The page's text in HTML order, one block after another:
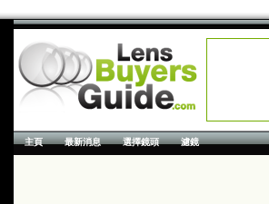
主頁 最新消息 選擇鏡頭 濾鏡